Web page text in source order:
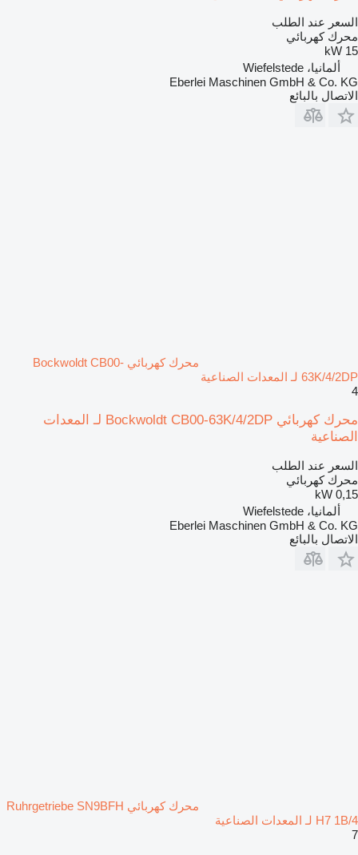
السعر عند الطلب
محرك كهربائي
15 kW
ألمانيا، Wiefelstede
Eberlei Maschinen GmbH & Co. KG
الاتصال بالبائع
محرك كهربائي Bockwoldt CB00-
63K/4/2DP لـ المعدات الصناعية
4
محرك كهربائي Bockwoldt CB00-63K/4/2DP لـ المعدات
الصناعية
السعر عند الطلب
محرك كهربائي
0,15 kW
ألمانيا، Wiefelstede
Eberlei Maschinen GmbH & Co. KG
الاتصال بالبائع
محرك كهربائي Ruhrgetriebe SN9BFH
H7 1B/4 لـ المعدات الصناعية
7